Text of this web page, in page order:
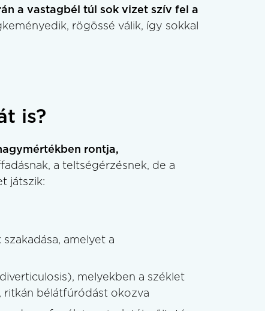
a vastagbél túl sok vizet szív fel a
rögössé válik, így sokkal
is?
rontja,
a teltségérzésnek, de a
játszik:
amelyet a
melyekben a széklet
ritkán bélátfúródást okozva